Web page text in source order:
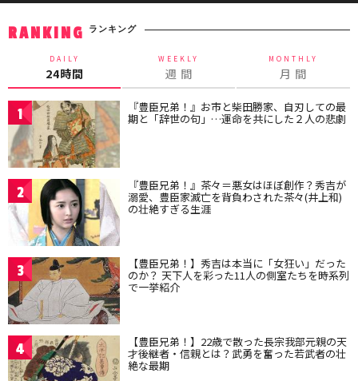
RANKING ランキング
DAILY
24時間
WEEKLY
週 間
MONTHLY
月 間
1 『豊臣兄弟！』お市と柴田勝家、自刃しての最
期と「辞世の句」…運命を共にした２人の悲劇
2 『豊臣兄弟！』茶々＝悪女はほぼ創作？秀吉が
溺愛、豊臣家滅亡を背負わされた茶々(井上和)
の壮絶すぎる生涯
3 【豊臣兄弟！】秀吉は本当に「女狂い」だった
のか？ 天下人を彩った11人の側室たちを時系列
で一挙紹介
4 【豊臣兄弟！】22歳で散った長宗我部元親の天
才後継者・信親とは？武勇を奮った若武者の壮
絶な最期